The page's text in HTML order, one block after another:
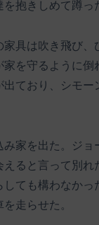
抱きしめて蹲っ
具は吹き飛び、
を守るように倒
出ており、シモー
み家を出た。ジョ
ると言って別れ
ても構わなかっ
走らせた。